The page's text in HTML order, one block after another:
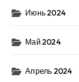
Июнь 2024
Май 2024
Апрель 2024